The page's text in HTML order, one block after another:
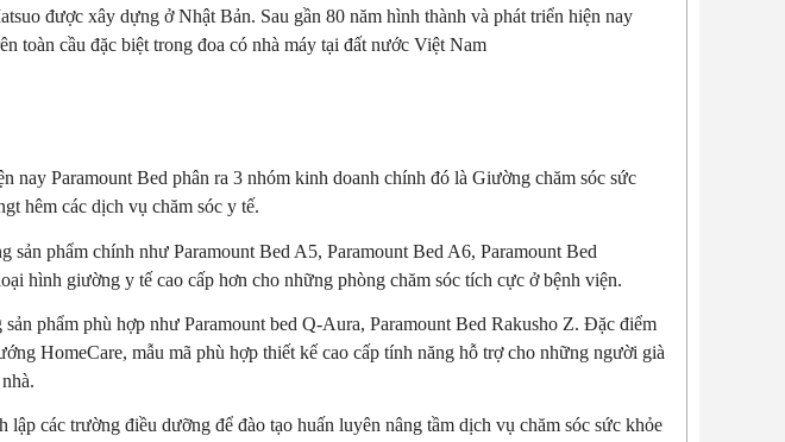
được xây dựng ở Nhật Bản. Sau gần 80 năm hình thành và phát triển hiện nay
toàn cầu đặc biệt trong đoa có nhà máy tại đất nước Việt Nam
nay Paramount Bed phân ra 3 nhóm kinh doanh chính đó là Giường chăm sóc sức
hêm các dịch vụ chăm sóc y tế.
sản phẩm chính như Paramount Bed A5, Paramount Bed A6, Paramount Bed
hình giường y tế cao cấp hơn cho những phòng chăm sóc tích cực ở bệnh viện.
sản phẩm phù hợp như Paramount bed Q-Aura, Paramount Bed Rakusho Z. Đặc điểm
HomeCare, mẫu mã phù hợp thiết kế cao cấp tính năng hỗ trợ cho những người già
lập các trường điều dưỡng để đào tạo huấn luyên nâng tầm dịch vụ chăm sóc sức khỏe